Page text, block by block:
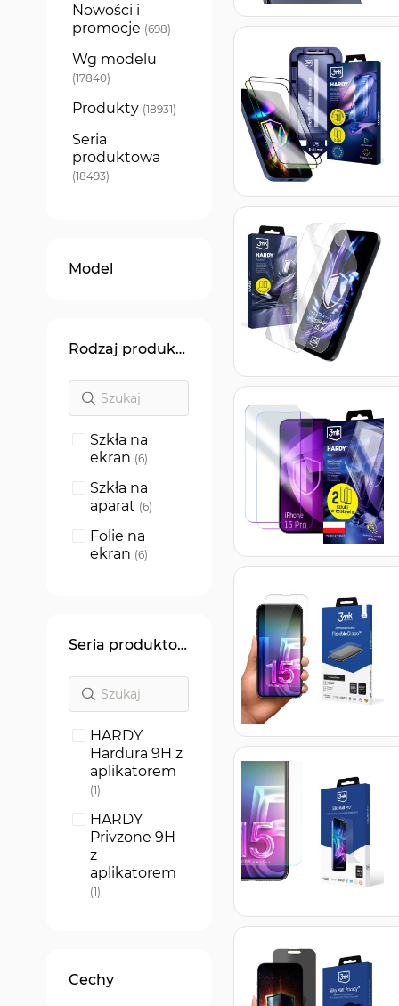
Nowości i
promocje 698
produkty
Wg modelu
17840
produkty
Produkty 18931
produkty
Seria
produktowa
18493
produkty
Model
Rodzaj produktu
Szkła na
ekran 6
produkty
Szkła na
aparat 6
produkty
Folie na
ekran 6
produkty
Seria produktowa
HARDY
Hardura 9H z
aplikatorem
1
produkt
HARDY
Privzone 9H
z
aplikatorem
1
produkt
ARC+
Cechy